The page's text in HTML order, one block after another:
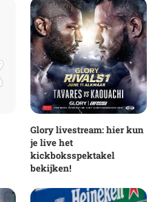
Glory livestream: hier kun
je live het
kickboksspektakel
bekijken!